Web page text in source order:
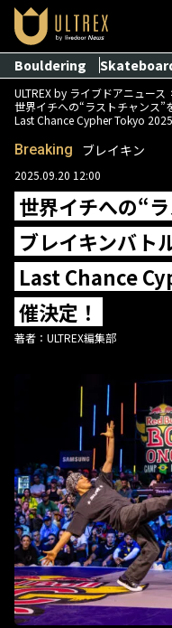
Bouldering
ULTREX by ライブドアニュース
世界イチへの“ラストチャンス”
Last Chance Cypher Tokyo
Breaking ブレイキン
2025.09.20 12:00
世界イチへの“
ブレイキンバト
Last Chance
催決定！
著者： ULTREX編集部